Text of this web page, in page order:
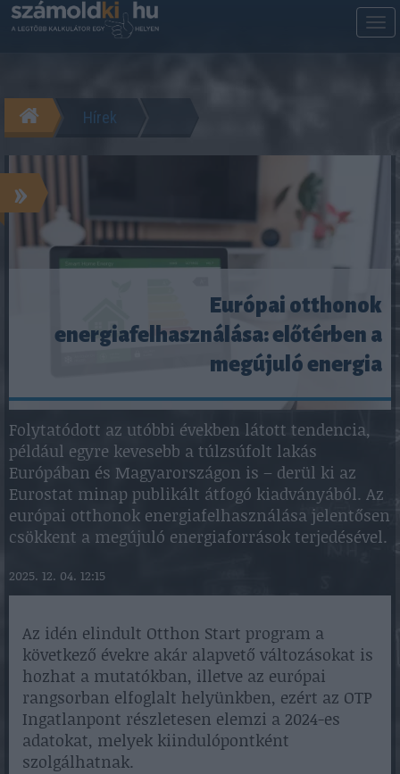
Hírek
»
Európai otthonok
energiafelhasználása: előtérben a
megújuló energia
Folytatódott az utóbbi években látott tendencia,
például egyre kevesebb a túlzsúfolt lakás
Európában és Magyarországon is – derül ki az
Eurostat minap publikált átfogó kiadványából. Az
európai otthonok energiafelhasználása jelentősen
csökkent a megújuló energiaforrások terjedésével.
2025. 12. 04. 12:15
Az idén elindult Otthon Start program a
következő évekre akár alapvető változásokat is
hozhat a mutatókban, illetve az európai
rangsorban elfoglalt helyünkben, ezért az OTP
Ingatlanpont részletesen elemzi a 2024-es
adatokat, melyek kiindulópontként
szolgálhatnak.